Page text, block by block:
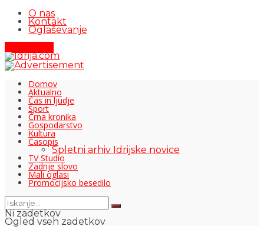
O nas
Kontakt
Oglaševanje
Domov
Aktualno
Čas in ljudje
Šport
Črna kronika
Gospodarstvo
Kultura
Časopis
Spletni arhiv Idrijske novice
TV Studio
Zadnje slovo
Mali oglasi
Promocijsko besedilo
Ni zadetkov
Ogled vseh zadetkov